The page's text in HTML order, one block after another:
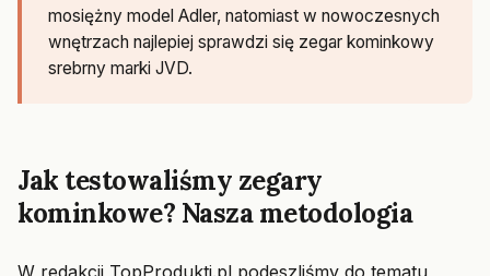
mosiężny model Adler, natomiast w nowoczesnych
wnętrzach najlepiej sprawdzi się zegar kominkowy
srebrny marki JVD.
Jak testowaliśmy zegary
kominkowe? Nasza metodologia
W redakcji TopProdukti.pl podeszliśmy do tematu